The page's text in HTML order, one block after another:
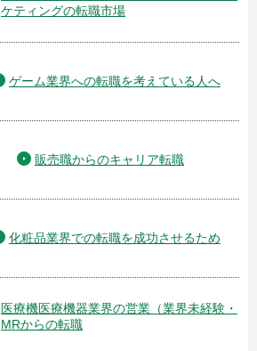
ケティングの転職市場
ゲーム業界への転職を考えている人へ
販売職からのキャリア転職
化粧品業界での転職を成功させるため
医療機医療機器業界の営業（業界未経験・
MRからの転職